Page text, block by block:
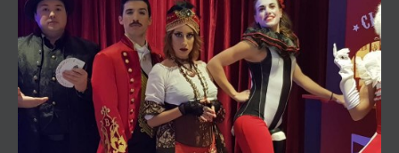
Teatro familiar Circus Vintage